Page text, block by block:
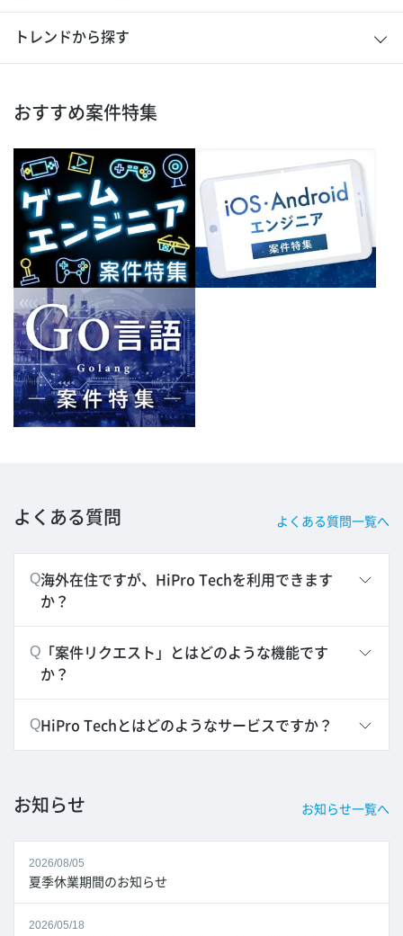
トレンドから探す
おすすめ案件特集
よくある質問 よくある質問一覧へ
Q海外在住ですが、HiPro Techを利用できます
か？
Q
「案件リクエスト」とはどのような機能です
か？
QHiPro Techとはどのようなサービスですか？
お知らせ お知らせ一覧へ
2026/08/05
夏季休業期間のお知らせ
2026/05/18